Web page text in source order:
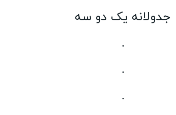
جدولانه یک دو سه
.
.
.